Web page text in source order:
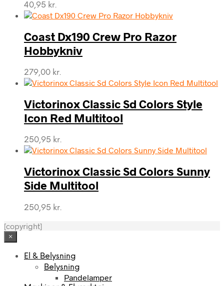
40,95 kr.
Coast Dx190 Crew Pro Razor
Hobbykniv
279,00 kr.
Victorinox Classic Sd Colors Style
Icon Red Multitool
250,95 kr.
Victorinox Classic Sd Colors Sunny
Side Multitool
250,95 kr.
[copyright]
×
El & Belysning
Belysning
Pandelamper